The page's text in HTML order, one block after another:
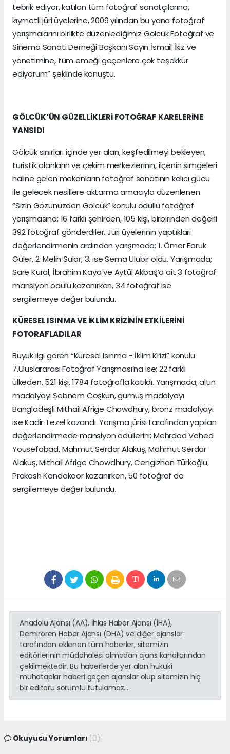
tebrik ediyor, katılan tüm fotoğraf sanatçılarına,
kıymetli jüri üyelerine, 2009 yılından bu yana fotoğraf
yarışmalarını birlikte düzenlediğimiz Gölcük Fotoğraf ve
Sinema Sanatı Derneği Başkanı Sayın İsmail İkiz ve
yönetimine, tüm emeği geçenlere çok teşekkür
ediyorum” şeklinde konuştu.
GÖLCÜK’ÜN GÜZELLİKLERİ FOTOĞRAF KARELERİNE
YANSIDI
Gölcük sınırları içinde yer alan, keşfedilmeyi bekleyen,
turistik alanların ve çekim merkezlerinin, ilçenin simgeleri
haline gelen mekanların fotoğraf sanatının kalıcı gücü
ile gelecek nesillere aktarma amacıyla düzenlenen
“Sizin Gözünüzden Gölcük” konulu ödüllü fotoğraf
yarışmasına; 16 farklı şehirden, 105 kişi, birbirinden değerli
392 fotoğraf gönderdiler. Jüri üyelerinin yaptıkları
değerlendirmenin ardından yarışmada; 1. Ömer Faruk
Güler, 2. Melih Sular, 3. ise Sema Ulubir oldu. Yarışmada;
Sare Kural, İbrahim Kaya ve Aytül Akbaş’a ait 3 fotoğraf
mansiyon ödülü kazanırken, 34 fotoğraf ise
sergilemeye değer bulundu.
KÜRESEL ISINMA VE İKLİM KRİZİNİN ETKİLERİNİ
FOTORAFLADILAR
Büyük ilgi gören “Küresel Isınma - İklim Krizi” konulu
7.Uluslararası Fotoğraf Yarışması’na ise; 22 farklı
ülkeden, 521 kişi, 1784 fotoğrafla katıldı. Yarışmada; altın
madalyayı Şebnem Coşkun, gümüş madalyayı
Bangladeşli Mithail Afrige Chowdhury, bronz madalyayı
ise Kadir Tezel kazandı. Yarışma jürisi tarafından yapılan
değerlendirmede mansiyon ödüllerini; Mehrdad Vahed
Yousefabad, Mahmut Serdar Alakuş, Mahmut Serdar
Alakuş, Mithail Afrige Chowdhury, Cengizhan Türkoğlu,
Prakash Kandakoor kazanırken, 50 fotoğraf da
sergilemeye değer bulundu.
Anadolu Ajansı (AA), İhlas Haber Ajansı (İHA),
Demirören Haber Ajansı (DHA) ve diğer ajanslar
tarafından eklenen tüm haberler, sitemizin
editörlerinin müdahalesi olmadan ajans kanallarından
çekilmektedir. Bu haberlerde yer alan hukuki
muhataplar haberi geçen ajanslar olup sitemizin hiç
bir editörü sorumlu tutulamaz...
Okuyucu Yorumları (0)